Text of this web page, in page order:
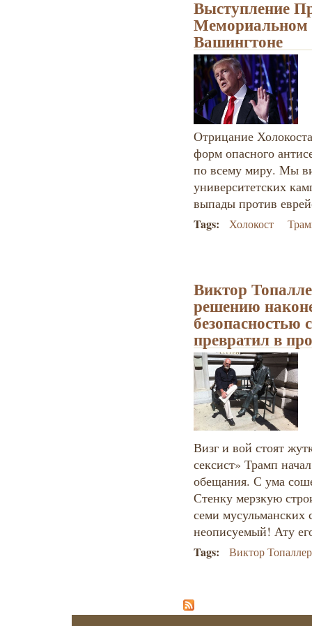
Выступление
Мемориальном
Вашингтоне
Отрицание
форм опасного
по всему миру. Мы
университетских
выпады против
Tags: Холокост
Виктор
решению
превратил в
Визг и вой стоят
сексист» Трамп
обещания. С ума
Стенку мерзкую
семи мусульманских
неописуемый! Ату
Tags: Виктор Топаллер